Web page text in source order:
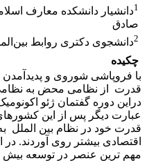
1دانشیار دانشکده معارف
صادق
2دانشجوی دکتری روابط
چکیده
با فروپاشی شوروی و پدیدآمدن
قدرت از نظامی محض به
دراین دوره گفتمان ژئو
عبارت دیگر پس از این
قدرت خود در نظام بین الملل
اقتصادی بیشتر روی آوردند.
مهم ترین عنصر در توسعه